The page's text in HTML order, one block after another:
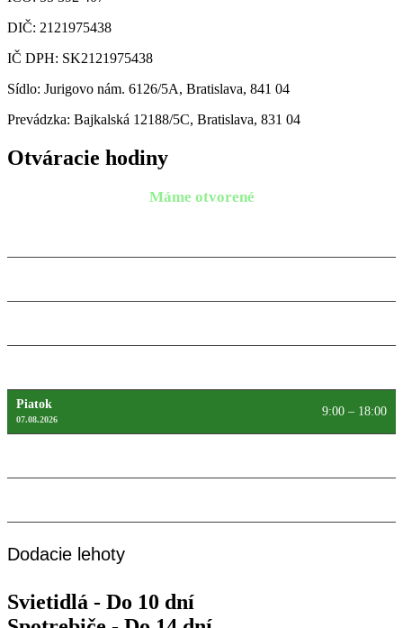
DIČ: 2121975438
IČ DPH: SK2121975438
Sídlo: Jurigovo nám. 6126/5A, Bratislava, 841 04
Prevádzka: Bajkalská 12188/5C, Bratislava, 831 04
Otváracie hodiny
Máme otvorené
Piatok
07.08.2026
9:00 – 18:00
Dodacie lehoty
Svietidlá - Do 10 dní